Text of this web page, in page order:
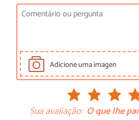
Adicione uma imagen
Sua avaliação: O que lhe